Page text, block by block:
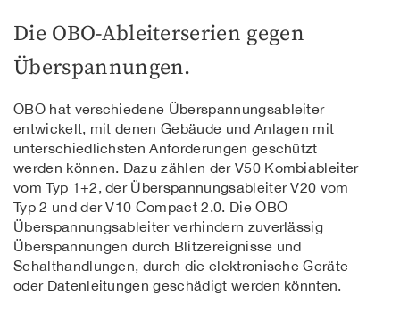
Die OBO-Ableiterserien gegen
Überspannungen.
OBO hat verschiedene Überspannungsableiter
entwickelt, mit denen Gebäude und Anlagen mit
unterschiedlichsten Anforderungen geschützt
werden können. Dazu zählen der V50 Kombiableiter
vom Typ 1+2, der Überspannungsableiter V20 vom
Typ 2 und der V10 Compact 2.0. Die OBO
Überspannungsableiter verhindern zuverlässig
Überspannungen durch Blitzereignisse und
Schalthandlungen, durch die elektronische Geräte
oder Datenleitungen geschädigt werden könnten.